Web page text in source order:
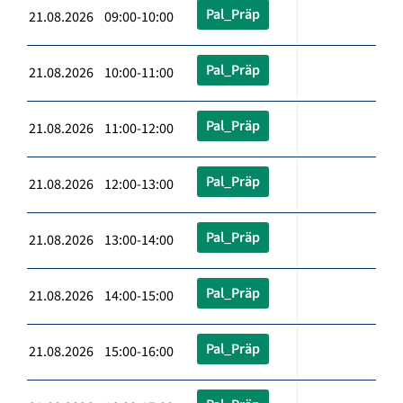
21.08.2026 09:00-10:00 Pal_Präp
21.08.2026 10:00-11:00 Pal_Präp
21.08.2026 11:00-12:00 Pal_Präp
21.08.2026 12:00-13:00 Pal_Präp
21.08.2026 13:00-14:00 Pal_Präp
21.08.2026 14:00-15:00 Pal_Präp
21.08.2026 15:00-16:00 Pal_Präp